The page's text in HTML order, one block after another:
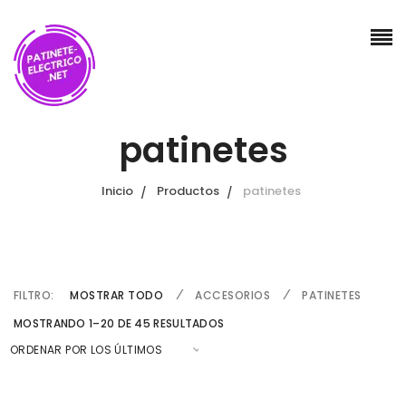
patinetes
Inicio Productos patinetes
FILTRO: MOSTRAR TODO ACCESORIOS
PATINETES
MOSTRANDO 1–20 DE 45 RESULTADOS